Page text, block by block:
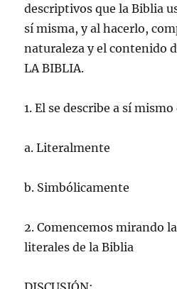
descriptivos que la Biblia
sí misma, y al hacerlo,
naturaleza y el contenido
LA BIBLIA.
1. El se describe a sí
a. Literalmente
b. Simbólicamente
2. Comencemos mirando
literales de la Biblia